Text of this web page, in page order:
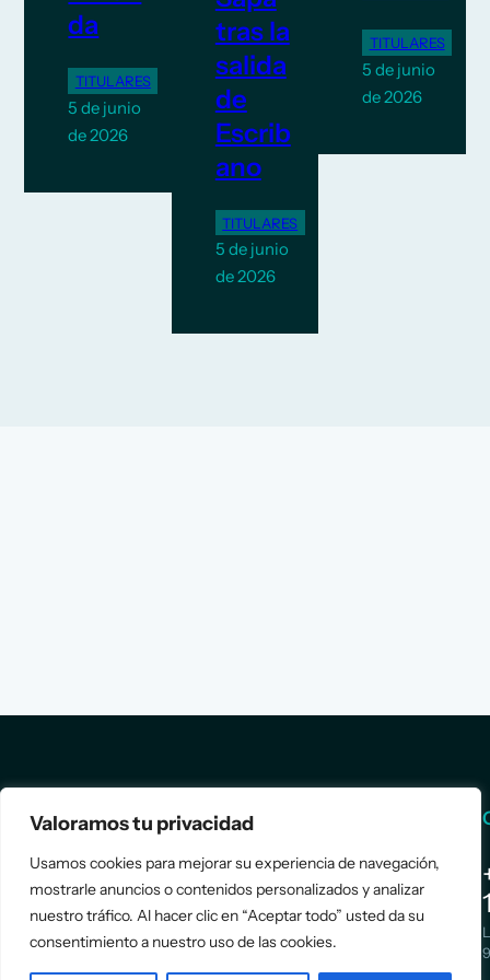
Valoramos tu privacidad
Usamos cookies para mejorar su experiencia de navegación,
mostrarle anuncios o contenidos personalizados y analizar
nuestro tráfico. Al hacer clic en “Aceptar todo” usted da su
consentimiento a nuestro uso de las cookies.
da
TITULARES
5 de junio
de 2026
tras la
salida
de
Escrib
ano
TITULARES
5 de junio
de 2026
TITULARES
5 de junio
de 2026
Asociación
Services
Assessment
Positioning
Strategy
About Us
Services